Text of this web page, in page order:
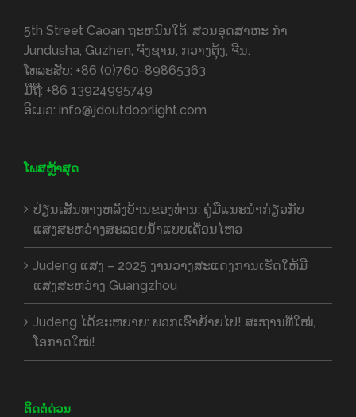
5th Street Caoan ຖະ​ຫນົນ​ໃຕ້​, ສວນອຸດສາຫະ ກຳ
Jundusha, Guzhen, ຈົງຊານ, ກວາງຕຸ້ງ, ຈີນ.
ໂທລະສັບ: +86 (0)760-89865363
ມືຖື: +86 13924995749
ອີເມວ: info@jdoutdoorlight.com
ໂພສຫຼ້າສຸດ
ປ່ຽນເສັ້ນທາງຫລັງບ້ານຂອງທ່ານ: ຄູ່ມືແນະນໍາກ່ຽວກັບ
ແສງສະຫວ່າງສະລອຍນໍ້າແບບເຄື່ອນໄຫວ
Judeng ແສງ – 2025 ງານວາງສະແດງການເຮັດໃຫ້ມີ
ແສງສະຫວ່າງ Guangzhou
Judeng ໄດ້ຂະຫຍາຍ: ພວກເຮົາຍ້າຍໄປ! ສະຖານທີ່ໃໝ່,
ໂອກາດໃໝ່!
ຕິດຕໍ່ດ່ວນ